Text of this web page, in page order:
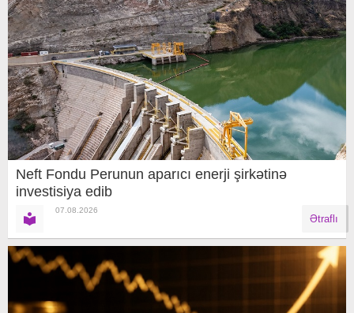
Neft Fondu Perunun aparıcı enerji şirkətinə
investisiya edib
07.08.2026
Ətraflı